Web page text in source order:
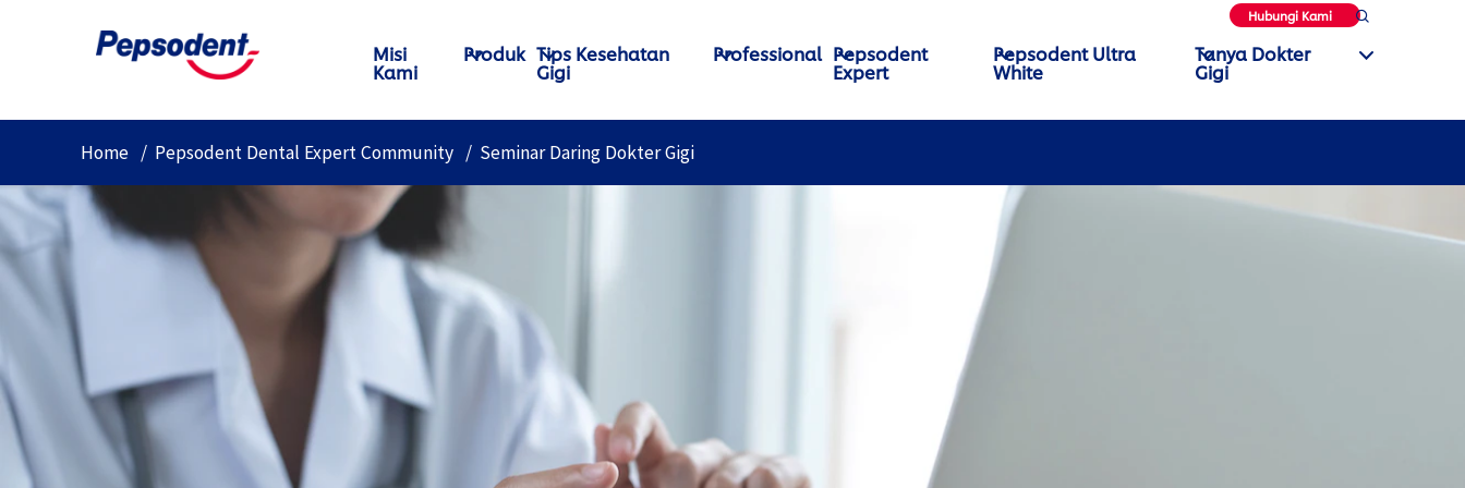
Hubungi Kami
Misi
Kami
Produk Tips Kesehatan
Gigi
Professional Pepsodent
Expert
Pepsodent Ultra
White
Tanya Dokter
Gigi
Home Pepsodent Dental Expert Community Seminar Daring Dokter Gigi